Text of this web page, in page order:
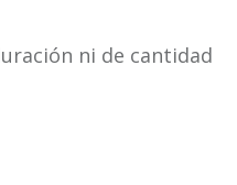
ni de cantidad